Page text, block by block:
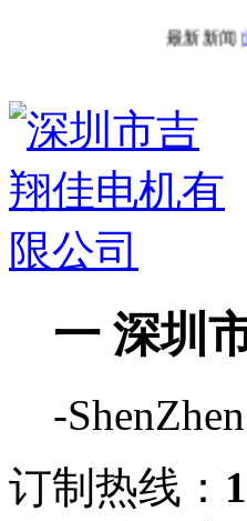
最新新闻 |灌
一 深圳
-
订制热线：